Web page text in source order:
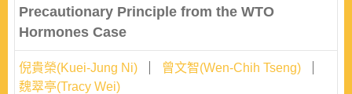
Precautionary Principle from the WTO
Hormones Case
倪貴榮(Kuei-Jung Ni)
曾文智(Wen-Chih Tseng)
魏翠亭(Tracy Wei)